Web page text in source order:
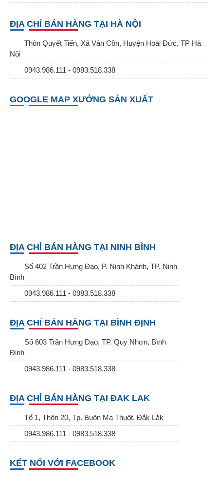
ĐỊA CHỈ BÁN HÀNG TẠI HÀ NỘI
Thôn Quyết Tiến, Xã Vân Cồn, Huyện Hoài Đức, TP Hà
Nội
0943.986.111 - 0983.518.338
GOOGLE MAP XƯỞNG SẢN XUẤT
ĐỊA CHỈ BÁN HÀNG TẠI NINH BÌNH
Số 402 Trần Hưng Đạo, P. Ninh Khánh, TP. Ninh
Bình
0943.986.111 - 0983.518.338
ĐỊA CHỈ BÁN HÀNG TẠI BÌNH ĐỊNH
Số 603 Trần Hưng Đạo, TP. Quy Nhơn, Bình
Định
0943.986.111 - 0983.518.338
ĐỊA CHỈ BÁN HÀNG TẠI ĐAK LAK
Tổ 1, Thôn 20, Tp. Buôn Ma Thuột, Đắk Lắk
0943.986.111 - 0983.518.338
KẾT NỐI VỚI FACEBOOK